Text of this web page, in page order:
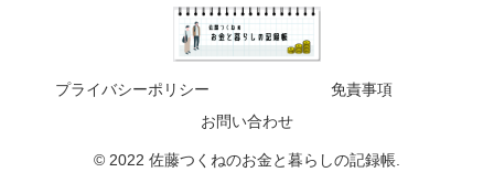
プライバシーポリシー
免責事項
お問い合わせ
© 2022 佐藤つくねのお金と暮らしの記録帳.